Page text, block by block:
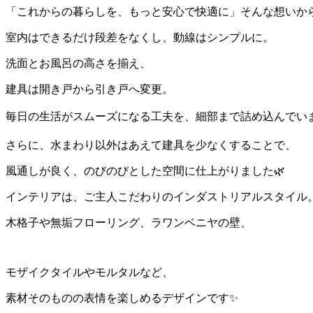
「これからの暮らしを、もっと安心で快適に」そんな想いか
室内はできるだけ段差をなくし、動線はシンプルに。
洗面とお風呂の高さを揃え、
建具は開き戸から引き戸へ変更。
毎日の生活がスムーズになる工夫を、細部まで詰め込んでい
さらに、水まわり以外はあえて建具を少なくすることで、
風通しが良く、のびのびとした空間に仕上がりました🌿
インテリアは、ご主人こだわりのインダストリアルスタイル。
木格子や無垢フローリング、ラワンベニヤの壁、
モザイクタイルやモルタルなど、
素材そのものの表情を楽しめるデザインです✨